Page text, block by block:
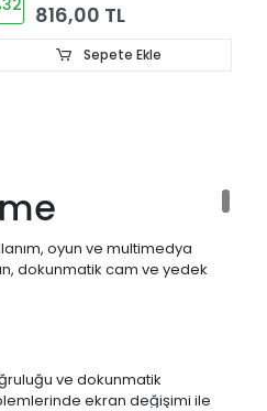
816,00 TL
Sepete Ekle
oyun ve multimedya
dokunmatik cam ve yedek
ve dokunmatik
ekran değişimi ile